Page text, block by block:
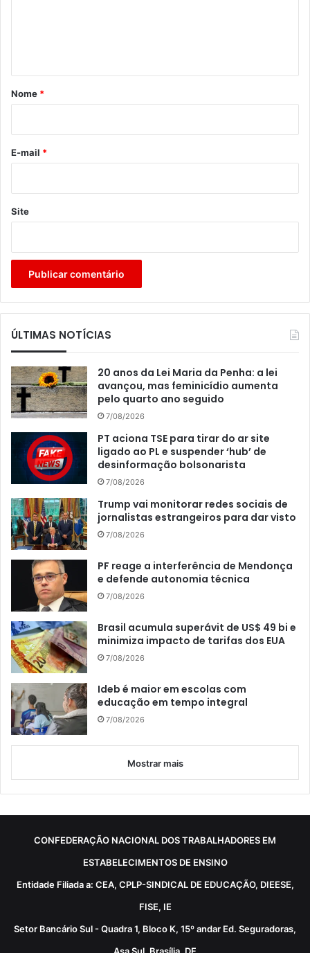
r
*
Nome *
E-mail *
Site
ÚLTIMAS NOTÍCIAS
20 anos da Lei Maria da Penha: a lei
avançou, mas feminicídio aumenta
pelo quarto ano seguido
7/08/2026
PT aciona TSE para tirar do ar site
ligado ao PL e suspender ‘hub’ de
desinformação bolsonarista
7/08/2026
Trump vai monitorar redes sociais de
jornalistas estrangeiros para dar visto
7/08/2026
PF reage a interferência de Mendonça
e defende autonomia técnica
7/08/2026
Brasil acumula superávit de US$ 49 bi e
minimiza impacto de tarifas dos EUA
7/08/2026
Ideb é maior em escolas com
educação em tempo integral
7/08/2026
Mostrar mais
CONFEDERAÇÃO NACIONAL DOS TRABALHADORES EM
ESTABELECIMENTOS DE ENSINO
Entidade Filiada a: CEA, CPLP-SINDICAL DE EDUCAÇÃO, DIEESE,
FISE, IE
Setor Bancário Sul - Quadra 1, Bloco K, 15º andar Ed. Seguradoras,